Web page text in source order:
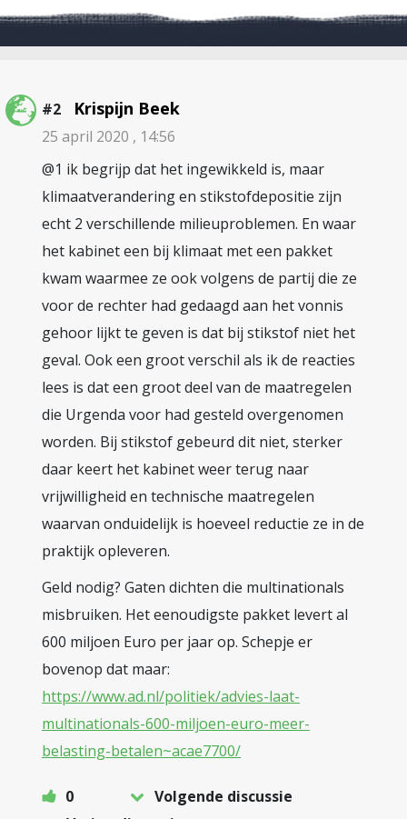
#2 Krispijn Beek
25 april 2020 , 14:56
@1 ik begrijp dat het ingewikkeld is, maar
klimaatverandering en stikstofdepositie zijn
echt 2 verschillende milieuproblemen. En waar
het kabinet een bij klimaat met een pakket
kwam waarmee ze ook volgens de partij die ze
voor de rechter had gedaagd aan het vonnis
gehoor lijkt te geven is dat bij stikstof niet het
geval. Ook een groot verschil als ik de reacties
lees is dat een groot deel van de maatregelen
die Urgenda voor had gesteld overgenomen
worden. Bij stikstof gebeurd dit niet, sterker
daar keert het kabinet weer terug naar
vrijwilligheid en technische maatregelen
waarvan onduidelijk is hoeveel reductie ze in de
praktijk opleveren.
Geld nodig? Gaten dichten die multinationals
misbruiken. Het eenoudigste pakket levert al
600 miljoen Euro per jaar op. Schepje er
bovenop dat maar:
https://www.ad.nl/politiek/advies-laat-
multinationals-600-miljoen-euro-meer-
belasting-betalen~acae7700/
0
Volgende discussie